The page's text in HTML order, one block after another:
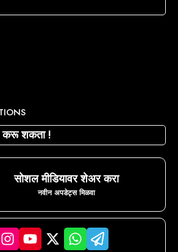
करू शकता !
सोशल मीडियावर शेअर करा
नवीन अपडेट्स मिळवा